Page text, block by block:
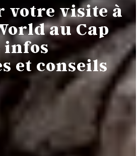
votre visite à
au Cap
infos
et conseils